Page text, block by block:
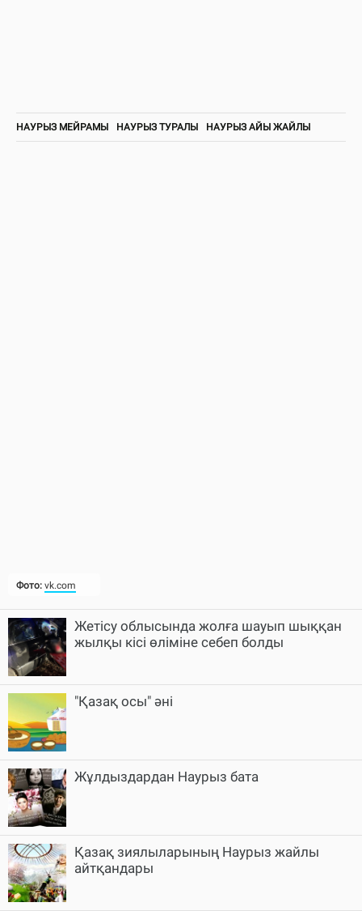
Фото: vk.com
НАУРЫЗ МЕЙРАМЫ НАУРЫЗ ТУРАЛЫ НАУРЫЗ АЙЫ ЖАЙЛЫ
Жетісу облысында жолға шауып шыққан
жылқы кісі өліміне себеп болды
"Қазақ осы" әні
Жұлдыздардан Наурыз бата
Қазақ зиялыларының Наурыз жайлы
айтқандары